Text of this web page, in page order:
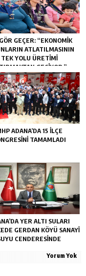
GEÇER: “EKONOMIK
ATLATILMASININ
TEK YOLU ÜRETIMI
GEÇIYOR.”
ADANA’DA 15 İLÇE
TAMAMLADI
YER ALTI SULARI
GERDAN KÖYÜ SANAYİ
CENDERESİNDE
Yorum Yok